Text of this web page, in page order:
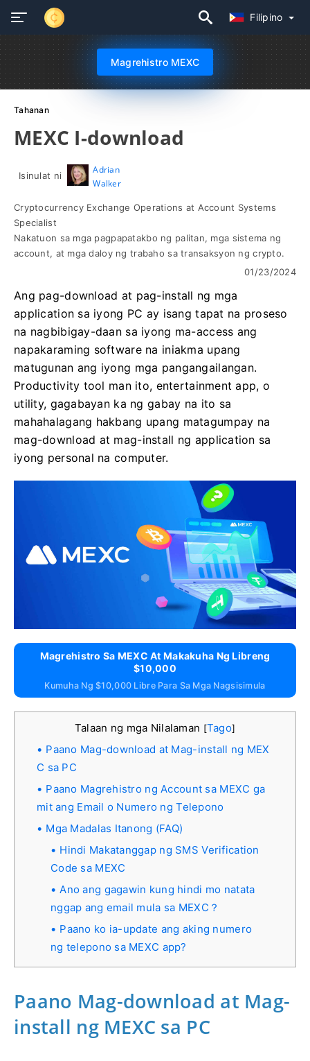
Filipino
Magrehistro MEXC
Tahanan
MEXC I-download
Isinulat ni
Adrian
Walker
Cryptocurrency Exchange Operations at Account Systems
Specialist
Nakatuon sa mga pagpapatakbo ng palitan, mga sistema ng
account, at mga daloy ng trabaho sa transaksyon ng crypto.
01/23/2024
Ang pag-download at pag-install ng mga
application sa iyong PC ay isang tapat na proseso
na nagbibigay-daan sa iyong ma-access ang
napakaraming software na iniakma upang
matugunan ang iyong mga pangangailangan.
Productivity tool man ito, entertainment app, o
utility, gagabayan ka ng gabay na ito sa
mahahalagang hakbang upang matagumpay na
mag-download at mag-install ng application sa
iyong personal na computer.
Magrehistro Sa MEXC At Makakuha Ng Libreng
$10,000
Kumuha Ng $10,000 Libre Para Sa Mga Nagsisimula
Talaan ng mga Nilalaman [Tago]
Paano Mag-download at Mag-install ng MEX
C sa PC
Paano Magrehistro ng Account sa MEXC ga
mit ang Email o Numero ng Telepono
Mga Madalas Itanong (FAQ)
Hindi Makatanggap ng SMS Verification
Code sa MEXC
Ano ang gagawin kung hindi mo natata
nggap ang email mula sa MEXC？
Paano ko ia-update ang aking numero
ng telepono sa MEXC app?
Paano Mag-download at Mag-
install ng MEXC sa PC